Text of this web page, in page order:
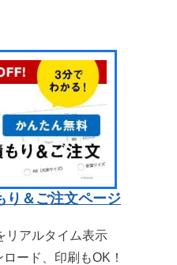
り＆ご注文ページ
リアルタイム表示
ード、印刷もOK！